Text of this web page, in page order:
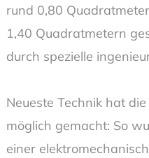
rund 0,80
1,40 Quadratmetern
durch spezielle
Neueste Technik hat
möglich gemacht: So
einer